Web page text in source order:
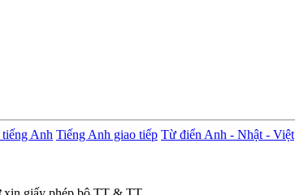
Anh Tiếng Anh giao tiếp Từ điển Anh - Nhật - Việt